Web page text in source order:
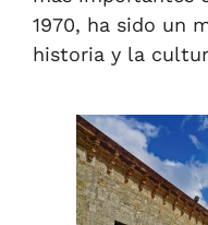
1970, ha sido un
historia y la